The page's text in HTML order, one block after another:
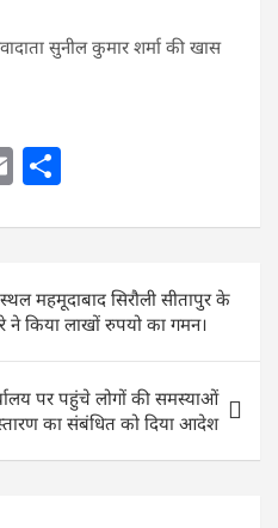
सुनील कुमार शर्मा की खास
E
ai
l
ar
e
महमूदाबाद सिरौली सीतापुर के
ने किया लाखों रुपयो का गमन।
पर पहुंचे लोगों की समस्याओं
का संबंधित को दिया आदेश